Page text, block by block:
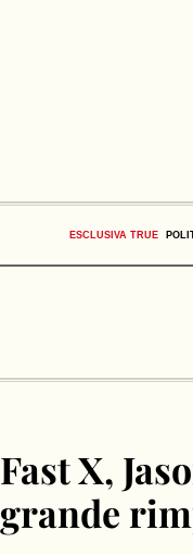
ESCLUSIVA TRUE
Fast X,
grande